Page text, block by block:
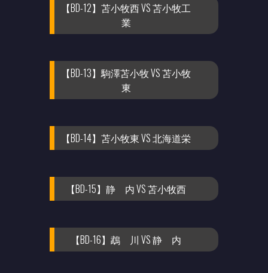
【BD-12】苫小牧西 VS 苫小牧工
業
【BD-13】駒澤苫小牧 VS 苫小牧
東
【BD-14】苫小牧東 VS 北海道栄
【BD-15】静 内 VS 苫小牧西
【BD-16】鵡 川 VS 静 内